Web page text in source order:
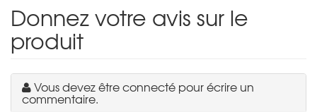
Donnez votre avis sur le
produit
Vous devez être connecté pour écrire un
commentaire.